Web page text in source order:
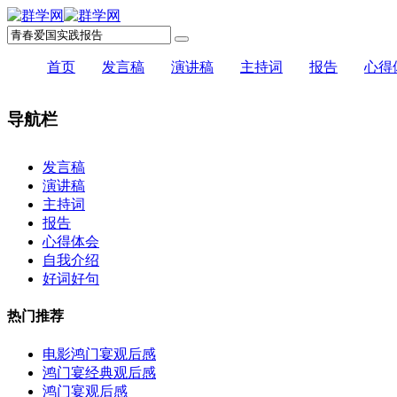
首页 发言稿 演讲稿 主持词 报告 心得
导航栏
发言稿
演讲稿
主持词
报告
心得体会
自我介绍
好词好句
热门推荐
电影鸿门宴观后感
鸿门宴经典观后感
鸿门宴观后感